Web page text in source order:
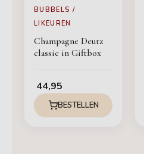
BUBBELS /
LIKEUREN
Champagne Deutz
classic in Giftbox
44,95
BESTELLEN